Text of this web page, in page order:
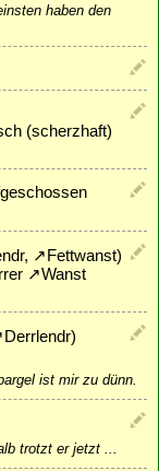
haben den
(scherzhaft)
, ↗ Fettwanst)
↗Wanst
Derrlendr)
ist mir zu dünn.
trotzt er jetzt ...